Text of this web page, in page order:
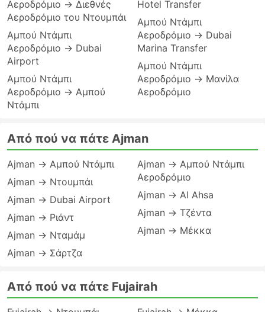
Αεροδρόμιο → Διεθνές
Αεροδρόμιο του Ντουμπάι
Αμπού Ντάμπι
Αεροδρόμιο → Dubai
Airport
Αμπού Ντάμπι
Αεροδρόμιο → Αμπού
Ντάμπι
Hotel Transfer
Αμπού Ντάμπι
Αεροδρόμιο → Dubai
Marina Transfer
Αμπού Ντάμπι
Αεροδρόμιο → Μανίλα
Αεροδρόμιο
Από πού να πάτε Ajman
Ajman → Αμπού Ντάμπι
Ajman → Ντουμπάι
Ajman → Dubai Airport
Ajman → Ριάντ
Ajman → Νταμάμ
Ajman → Σάρτζα
Ajman → Αμπού Ντάμπι
Αεροδρόμιο
Ajman → Al Ahsa
Ajman → Τζέντα
Ajman → Μέκκα
Από πού να πάτε Fujairah